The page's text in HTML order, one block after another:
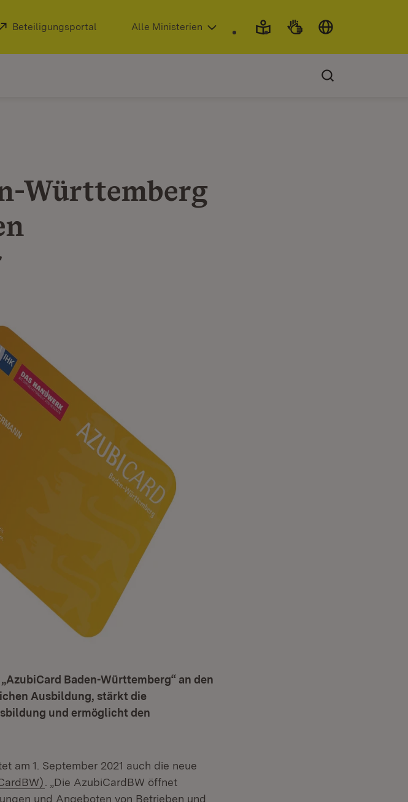
neuem Fenster)
Extern:
Beteiligungsportal (Öffnet in neuem Fenster)
Alle Ministerien
Württemberg
Baden-Württemberg“ an den
Ausbildung, stärkt die
und ermöglicht den
am 1. September 2021 auch die neue
(Öffnet in neuem Fenster)
. „Die AzubiCardBW öffnet
und Angeboten von Betrieben und